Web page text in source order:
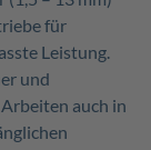
für
Leistung.
und
auch in